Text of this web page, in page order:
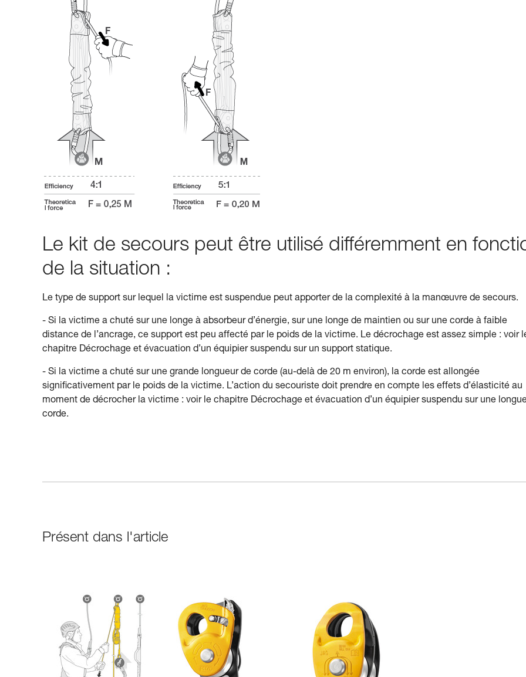
Le kit de secours peut être utilisé différemment en
de la situation :
Le type de support sur lequel la victime est suspendue peut apporter de la complexité à la manœuvre de secours.
- Si la victime a chuté sur une longe à absorbeur d’énergie, sur une longe de maintien ou sur une corde à faible
distance de l’ancrage, ce support est peu affecté par le poids de la victime. Le décrochage est assez simple : voir
chapitre Décrochage et évacuation d’un équipier suspendu sur un support statique.
- Si la victime a chuté sur une grande longueur de corde (au-delà de 20 m environ), la corde est allongée
significativement par le poids de la victime. L’action du secouriste doit prendre en compte les effets d’élasticité au
moment de décrocher la victime : voir le chapitre Décrochage et évacuation d’un équipier suspendu sur une
corde.
Présent dans l'article